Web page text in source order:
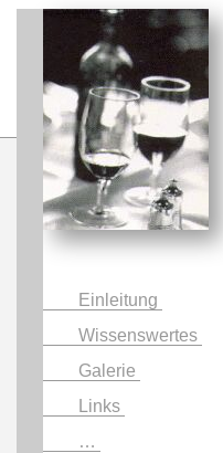
Einleitung
Wissenswertes
Galerie
Links
…